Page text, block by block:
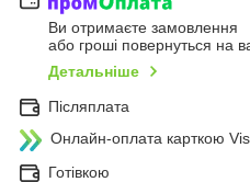
Ви отримаєте замовлення
або гроші повернуться на
Детальніше
Післяплата
Онлайн-оплата карткою
Готівкою